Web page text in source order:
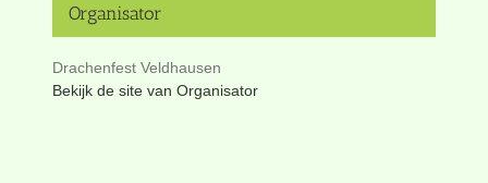
Organisator
Drachenfest Veldhausen
Bekijk de site van Organisator